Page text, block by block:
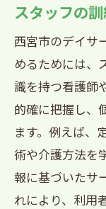
地域に
訪問看
生活環
デイサ
訪問看護
びのポイ
訪問看
口コミ
スタッフの
西宮市のデイサ
めるためには、
識を持つ看護師
的確に把握し、
ます。例えば、
術や介護方法を
報に基づいたサ
れにより、利用